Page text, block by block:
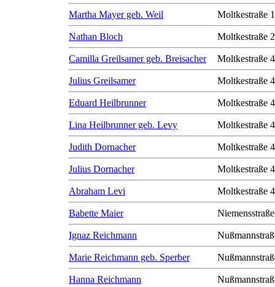
Martha Mayer geb. Weil Moltkestraße
Nathan Bloch Moltkestraße
Camilla Greilsamer geb. Breisacher Moltkestraße
Julius Greilsamer Moltkestraße
Eduard Heilbrunner Moltkestraße
Lina Heilbrunner geb. Levy Moltkestraße
Judith Dornacher Moltkestraße
Julius Dornacher Moltkestraße
Abraham Levi Moltkestraße
Babette Maier
Ignaz Reichmann
Marie Reichmann geb. Sperber
Hanna Reichmann